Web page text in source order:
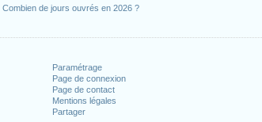
Combien de jours ouvrés en 2026 ?
Paramétrage
Page de connexion
Page de contact
Mentions légales
Partager